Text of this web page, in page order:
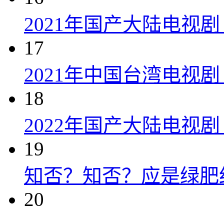
2021年国产大陆电视
17
2021年中国台湾电视
18
2022年国产大陆电视
19
知否？知否？应是绿肥
20